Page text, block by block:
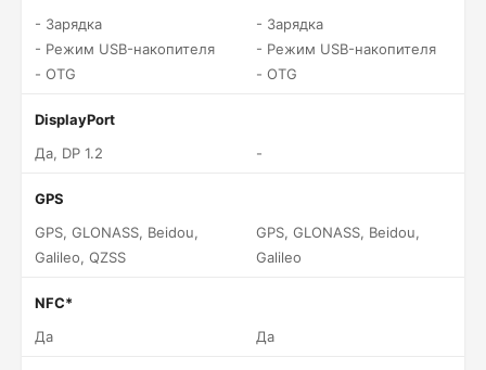
- Зарядка
- Режим USB-накопителя
- OTG
- Зарядка
- Режим USB-накопителя
- OTG
DisplayPort
Да, DP 1.2
-
GPS
GPS, GLONASS, Beidou,
Galileo, QZSS
GPS, GLONASS, Beidou,
Galileo
NFC*
Да
Да